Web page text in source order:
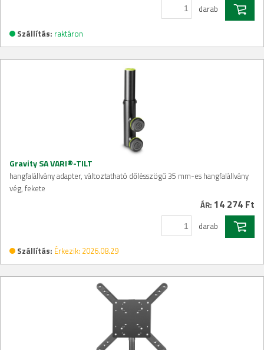
darab
Szállítás: raktáron
Gravity SA VARI®-TILT
hangfalállvány adapter, változtatható dőlésszögű 35 mm-es hangfalállvány
vég, fekete
ÁR: 14 274 Ft
darab
Szállítás: Érkezik: 2026.08.29